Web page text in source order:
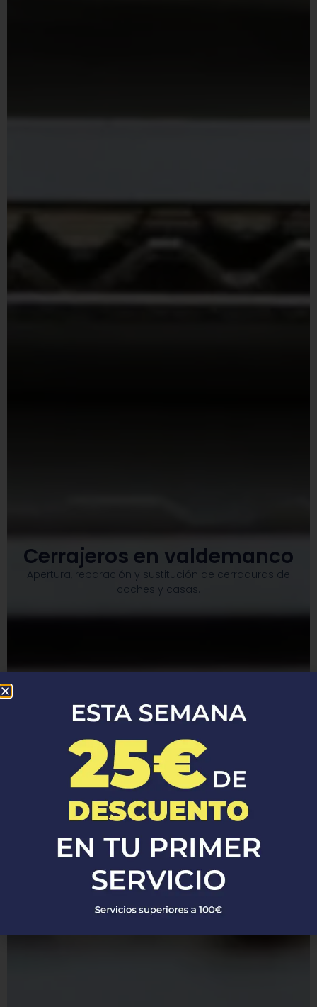
Cerrajeros en valdemanco
Apertura, reparación y sustitución de cerraduras de
coches y casas.​